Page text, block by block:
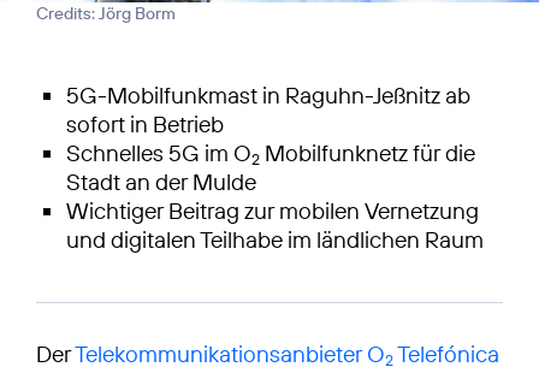
Credits: Jörg Borm
5G-Mobilfunkmast in Raguhn-Jeßnitz ab
sofort in Betrieb
Schnelles 5G im O2 Mobilfunknetz für die
Stadt an der Mulde
Wichtiger Beitrag zur mobilen Vernetzung
und digitalen Teilhabe im ländlichen Raum
DerTelekommunikationsanbieter O2Telefónica